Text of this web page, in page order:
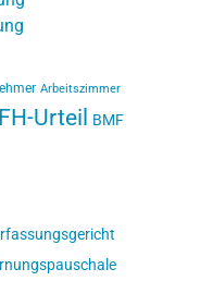
Arbeitszimmer
Urteil BMF